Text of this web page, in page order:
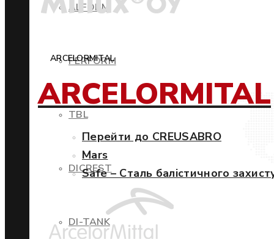
ALFORM
PERFORM
TBL
DICREST
DI-TANK
ARCELORMITAL
ARCELORMITAL
Перейти до CREUSABRO
Mars
Safe – Сталь балістичного